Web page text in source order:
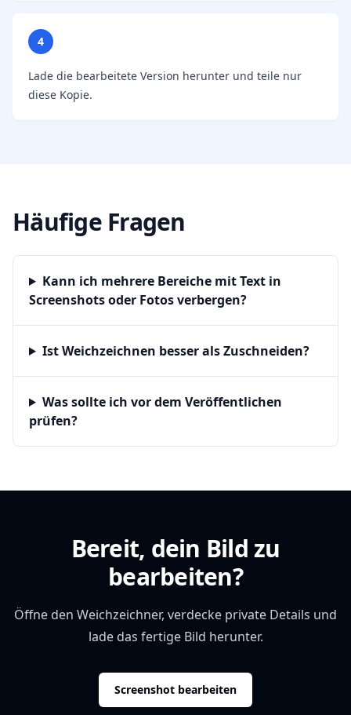
4
Lade die bearbeitete Version herunter und teile nur
diese Kopie.
Häufige Fragen
Kann ich mehrere Bereiche mit Text in
Screenshots oder Fotos verbergen?
Ist Weichzeichnen besser als Zuschneiden?
Was sollte ich vor dem Veröffentlichen
prüfen?
Bereit, dein Bild zu
bearbeiten?
Öffne den Weichzeichner, verdecke private Details und
lade das fertige Bild herunter.
Screenshot bearbeiten